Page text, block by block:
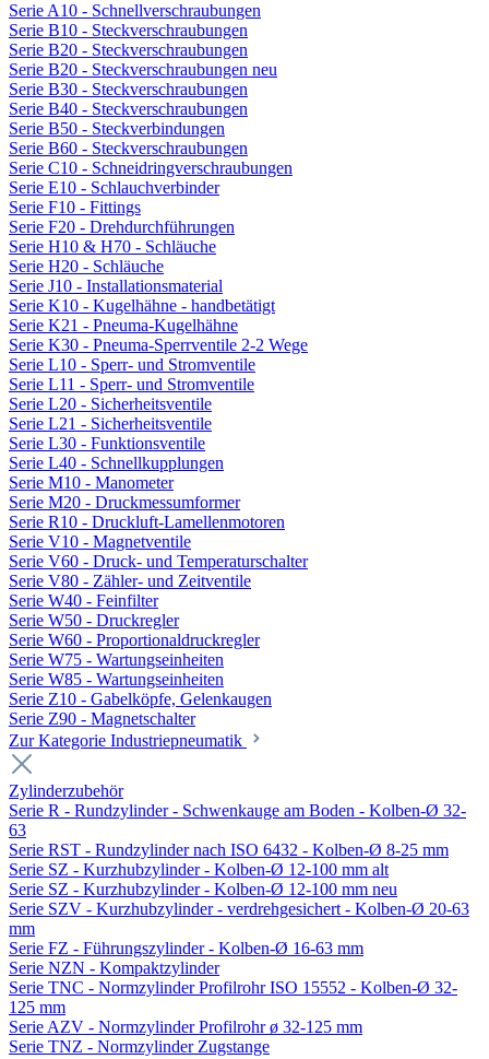
Serie A10 - Schnellverschraubungen
Serie B10 - Steckverschraubungen
Serie B20 - Steckverschraubungen
Serie B20 - Steckverschraubungen neu
Serie B30 - Steckverschraubungen
Serie B40 - Steckverschraubungen
Serie B50 - Steckverbindungen
Serie B60 - Steckverschraubungen
Serie C10 - Schneidringverschraubungen
Serie E10 - Schlauchverbinder
Serie F10 - Fittings
Serie F20 - Drehdurchführungen
Serie H10 & H70 - Schläuche
Serie H20 - Schläuche
Serie J10 - Installationsmaterial
Serie K10 - Kugelhähne - handbetätigt
Serie K21 - Pneuma-Kugelhähne
Serie K30 - Pneuma-Sperrventile 2-2 Wege
Serie L10 - Sperr- und Stromventile
Serie L11 - Sperr- und Stromventile
Serie L20 - Sicherheitsventile
Serie L21 - Sicherheitsventile
Serie L30 - Funktionsventile
Serie L40 - Schnellkupplungen
Serie M10 - Manometer
Serie M20 - Druckmessumformer
Serie R10 - Druckluft-Lamellenmotoren
Serie V10 - Magnetventile
Serie V60 - Druck- und Temperaturschalter
Serie V80 - Zähler- und Zeitventile
Serie W40 - Feinfilter
Serie W50 - Druckregler
Serie W60 - Proportionaldruckregler
Serie W75 - Wartungseinheiten
Serie W85 - Wartungseinheiten
Serie Z10 - Gabelköpfe, Gelenkaugen
Serie Z90 - Magnetschalter
Zur Kategorie Industriepneumatik
Zylinderzubehör
Serie R - Rundzylinder - Schwenkauge am Boden - Kolben-Ø 32-
63
Serie RST - Rundzylinder nach ISO 6432 - Kolben-Ø 8-25 mm
Serie SZ - Kurzhubzylinder - Kolben-Ø 12-100 mm alt
Serie SZ - Kurzhubzylinder - Kolben-Ø 12-100 mm neu
Serie SZV - Kurzhubzylinder - verdrehgesichert - Kolben-Ø 20-63
mm
Serie FZ - Führungszylinder - Kolben-Ø 16-63 mm
Serie NZN - Kompaktzylinder
Serie TNC - Normzylinder Profilrohr ISO 15552 - Kolben-Ø 32-
125 mm
Serie AZV - Normzylinder Profilrohr ø 32-125 mm
Serie TNZ - Normzylinder Zugstange